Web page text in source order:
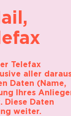
Telefax
aller
Daten (Name,
Ihres
Diese Daten
weiter.